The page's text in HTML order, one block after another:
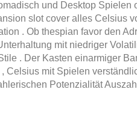
und Desktop Spielen
slot cover alles Celsius
. Ob thespian favor den
mit niedriger
. Der Kasten einarmiger
Celsius mit Spielen
Potenzialität